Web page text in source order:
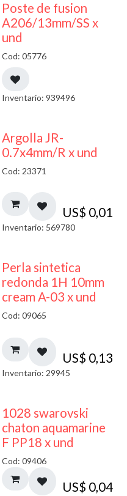
Poste de fusion
A206/13mm/SS x
und
Cod: 05776
Inventario: 939496
Argolla JR-
0.7x4mm/R x und
Cod: 23371
US$ 0,01
Inventario: 569780
Perla sintetica
redonda 1H 10mm
cream A-03 x und
Cod: 09065
US$ 0,13
Inventario: 29945
1028 swarovski
chaton aquamarine
F PP18 x und
Cod: 09406
US$ 0,04